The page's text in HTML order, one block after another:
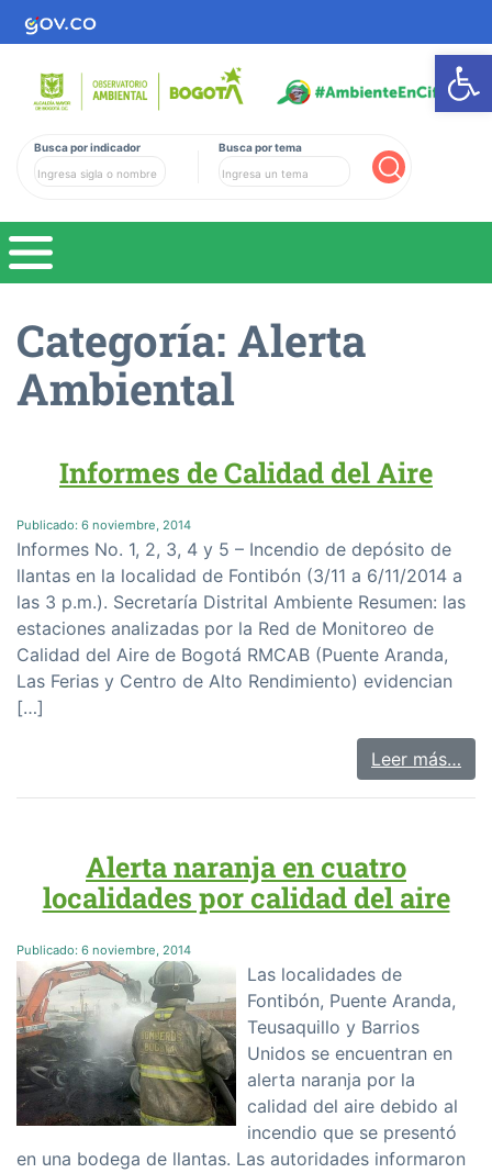
Busca por indicador Busca por tema
Categoría: Alerta
Ambiental
Informes de Calidad del Aire
Publicado: 6 noviembre, 2014
Informes No. 1, 2, 3, 4 y 5 – Incendio de depósito de
llantas en la localidad de Fontibón (3/11 a 6/11/2014 a
las 3 p.m.). Secretaría Distrital Ambiente Resumen: las
estaciones analizadas por la Red de Monitoreo de
Calidad del Aire de Bogotá RMCAB (Puente Aranda,
Las Ferias y Centro de Alto Rendimiento) evidencian
[…]
Leer más…
Alerta naranja en cuatro
localidades por calidad del aire
Publicado: 6 noviembre, 2014
Las localidades de
Fontibón, Puente Aranda,
Teusaquillo y Barrios
Unidos se encuentran en
alerta naranja por la
calidad del aire debido al
incendio que se presentó
en una bodega de llantas. Las autoridades informaron